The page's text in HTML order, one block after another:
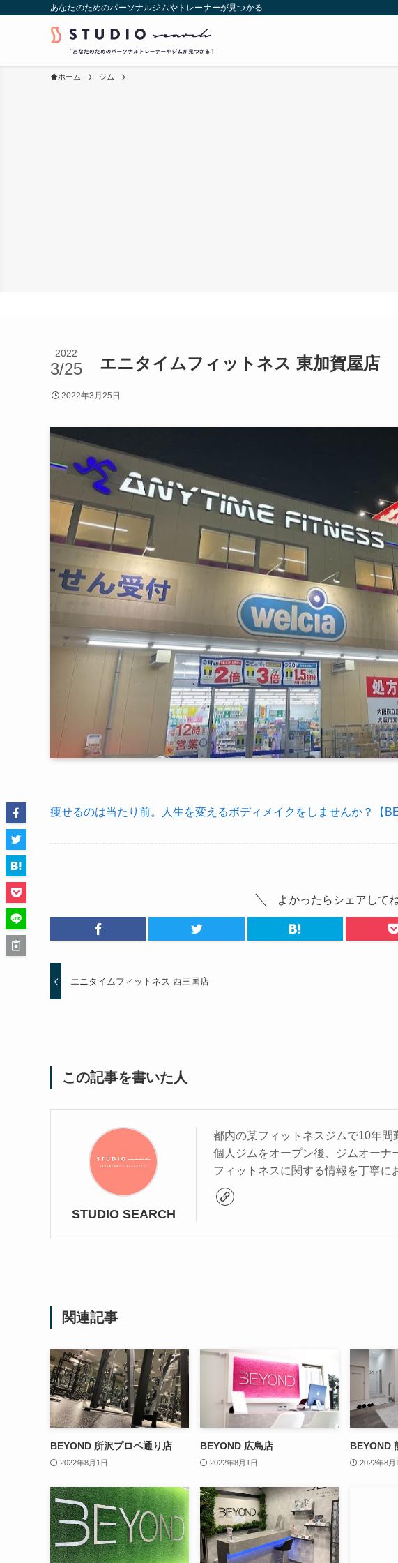
あなたのためのパーソナルジムやトレーナーが見つかる
ホーム ジム
エニタイムフィットネス 東加賀屋店
2022
3/25
2022年3月25日
痩せるのは当たり前。人生を変えるボディメイクをしませんか？【
よかったらシェアしてね
エニタイムフィットネス 西三国店
この記事を書いた人
STUDIO SEARCH
都内の某フィットネスジムで10年間
個人ジムをオープン後、ジムオーナ
フィットネスに関する情報を丁寧に
関連記事
BEYOND 所沢プロペ通り店
2022年8月1日
BEYOND 広島店
2022年8月1日
BEYOND
2022年8月